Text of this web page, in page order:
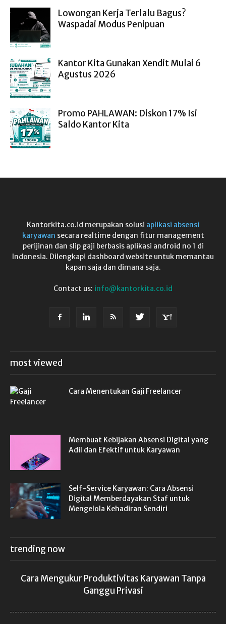
Lowongan Kerja Terlalu Bagus?
Waspadai Modus Penipuan
Kantor Kita Gunakan Xendit Mulai 6
Agustus 2026
Promo PAHLAWAN: Diskon 17% Isi
Saldo Kantor Kita
Kantorkita.co.id merupakan solusi aplikasi absensi
karyawan secara realtime dengan fitur management
perijinan dan slip gaji berbasis aplikasi android no 1 di
Indonesia. Dilengkapi dashboard website untuk memantau
kapan saja dan dimana saja.
Contact us: info@kantorkita.co.id
most viewed
Cara Menentukan Gaji Freelancer
Membuat Kebijakan Absensi Digital yang
Adil dan Efektif untuk Karyawan
Self-Service Karyawan: Cara Absensi
Digital Memberdayakan Staf untuk
Mengelola Kehadiran Sendiri
trending now
Cara Mengukur Produktivitas Karyawan Tanpa
Ganggu Privasi